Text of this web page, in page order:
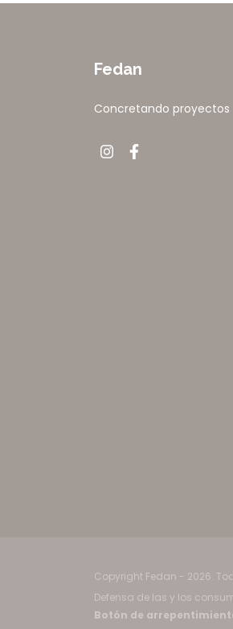
Fedan
Concretando proyectos
Copyright Fedan - 2026.
Defensa de las y los
Botón de